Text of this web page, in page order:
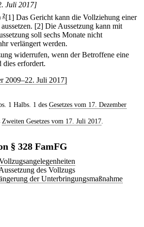
Juli 2017]
2[1] Das Gericht kann die Vollziehung einer
[2] Die Aussetzung kann mit
soll sechs Monate nicht
verlängert werden.
widerrufen, wenn der Betroffene eine
dies erfordert.
2009–22. Juli 2017]
1 Halbs. 1 des Gesetzes vom 17. Dezember
Zweiten Gesetzes vom 17. Juli 2017.
§ 328 FamFG
des Vollzugs
der Unterbringungsmaßnahme